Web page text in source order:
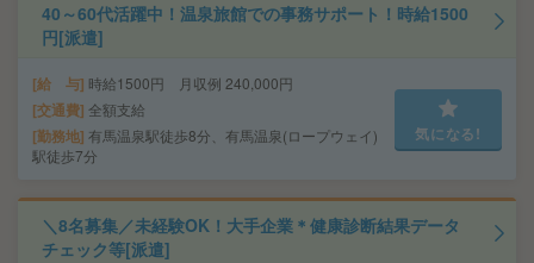
40～60代活躍中！温泉旅館での事務サポート！時給1500
円[派遣]
給 与 時給1500円 月収例 240,000円
交通費 全額支給
勤務地 有馬温泉駅徒歩8分、有馬温泉(ロープウェイ)
駅徒歩7分
気になる!
＼8名募集／未経験OK！大手企業＊健康診断結果データ
チェック等[派遣]